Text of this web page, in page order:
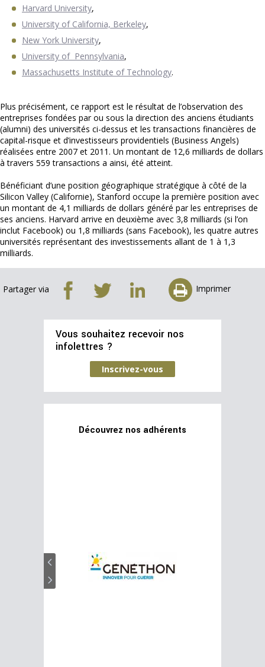
Harvard University,
University of California, Berkeley,
New York University,
University of Pennsylvania,
Massachusetts Institute of Technology.
Plus précisément, ce rapport est le résultat de l’observation des
entreprises fondées par ou sous la direction des anciens étudiants
(alumni) des universités ci-dessus et les transactions financières de
capital-risque et d’investisseurs providentiels (Business Angels)
réalisées entre 2007 et 2011. Un montant de 12,6 milliards de dollars
à travers 559 transactions a ainsi, été atteint.
Bénéficiant d’une position géographique stratégique à côté de la
Silicon Valley (Californie), Stanford occupe la première position avec
un montant de 4,1 milliards de dollars généré par les entreprises de
ses anciens. Harvard arrive en deuxième avec 3,8 milliards (si l’on
inclut Facebook) ou 1,8 milliards (sans Facebook), les quatre autres
universités représentant des investissements allant de 1 à 1,3
milliards.
Partager via Imprimer
Vous souhaitez recevoir nos
infolettres ?
Inscrivez-vous
Découvrez nos adhérents